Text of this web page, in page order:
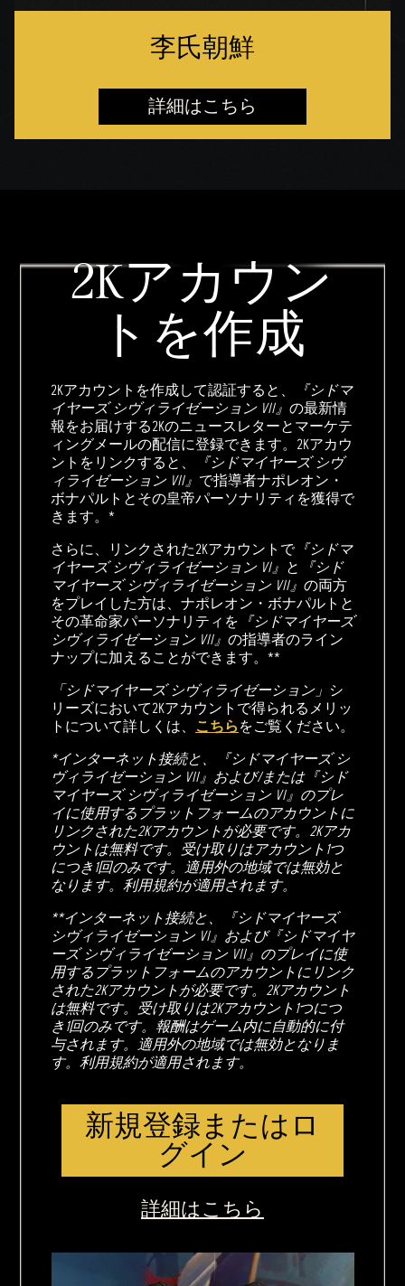
李氏朝鮮
詳細はこちら
2Kアカウン
トを作成
2Kアカウントを作成して認証すると、
『シドマ
イヤーズ シヴィライゼーション VII』 の最新情
報をお届けする2Kのニュースレターとマーケテ
ィングメールの配信に登録できます。2Kアカウ
ントをリンクすると、
『シドマイヤーズ シヴ
ィライゼーション VII』 で指導者ナポレオン・
ボナパルトとその皇帝パーソナリティを獲得で
きます。*
さらに、リンクされた2Kアカウントで『シドマ
イヤーズ シヴィライゼーション VI』 と
『シド
マイヤーズ シヴィライゼーション VII』 の両方
をプレイした方は、ナポレオン・ボナパルトと
その革命家パーソナリティを 『シドマイヤーズ
シヴィライゼーション VII』 の指導者のライン
ナップに加えることができます。**
「シドマイヤーズ シヴィライゼーション」 シ
リーズにおいて2Kアカウントで得られるメリッ
トについて詳しくは、 こちらをご覧ください。
*インターネット接続と、『シドマイヤーズ シ
ヴィライゼーション VII』および/または『シド
マイヤーズ シヴィライゼーション VI』のプレ
イに使用するプラットフォームのアカウントに
リンクされた2Kアカウントが必要です。2Kアカ
ウントは無料です。受け取りはアカウント1つ
につき1回のみです。適用外の地域では無効と
なります。利用規約が適用されます。
**インターネット接続と、『シドマイヤーズ
シヴィライゼーション VI』および『シドマイヤ
ーズ シヴィライゼーション VII』のプレイに使
用するプラットフォームのアカウントにリンク
された2Kアカウントが必要です。2Kアカウント
は無料です。受け取りは2Kアカウント1つにつ
き1回のみです。報酬はゲーム内に自動的に付
与されます。適用外の地域では無効となりま
す。利用規約が適用されます。
新規登録またはロ
グイン
詳細はこちら